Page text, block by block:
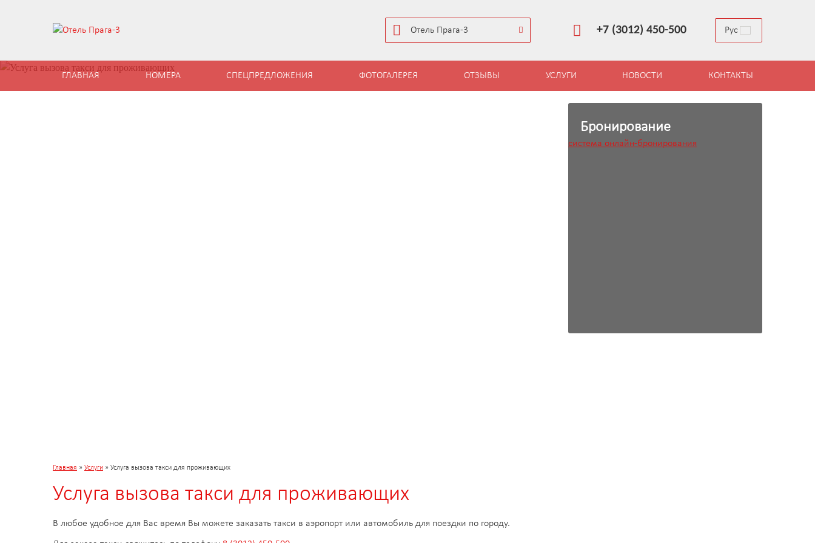
Отель Прага-3 +7 (3012) 450-500 Рус
Бронирование
система онлайн-бронирования
ГЛАВНАЯ НОМЕРА СПЕЦПРЕДЛОЖЕНИЯ ФОТОГАЛЕРЕЯ ОТЗЫВЫ УСЛУГИ НОВОСТИ КОНТАКТЫ
Главная » Услуги » Услуга вызова такси для проживающих
Услуга вызова такси для проживающих
В любое удобное для Вас время Вы можете заказать такси в аэропорт или автомобиль для поездки по городу.